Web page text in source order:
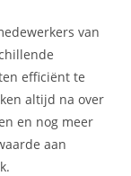
van
efficiënt te
altijd na over
en nog meer
aan